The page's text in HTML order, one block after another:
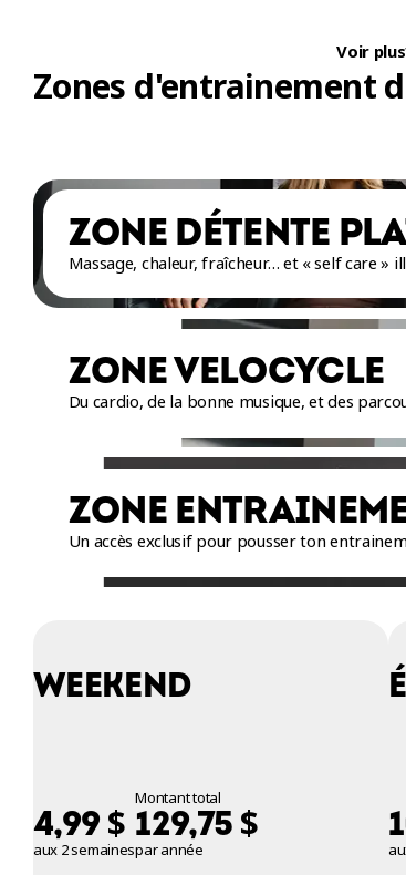
Zone
Pour un
Platine
100
Voir plus
Zones d'entrainement
ZONE DÉTENTE
Massage, chaleur, fraîcheur… et « self care »
ZONE VELOCYCLE
Du cardio, de la bonne musique, et des
ZONE
Un accès exclusif pour pousser ton
WEEKEND
4,99$
aux 2 semaines
Montant total
129,75 $
par année